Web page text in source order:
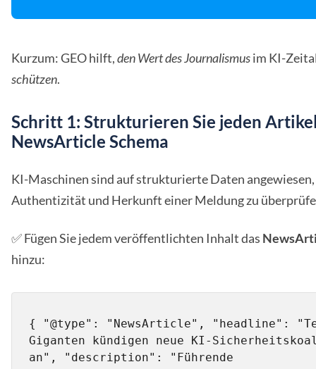
Kurzum: GEO hilft,den Wert des Journalismusim KI-
schützen.
Schritt 1: Strukturieren Sie jeden
NewsArticle Schema
KI-Maschinen sind auf strukturierte Daten
Authentizität und Herkunft einer Meldung zu
✅ Fügen Sie jedem veröffentlichten Inhalt das
hinzu:
{ "@type": "NewsArticle", "headline":
Giganten kündigen neue KI-
an", "description": "Führende